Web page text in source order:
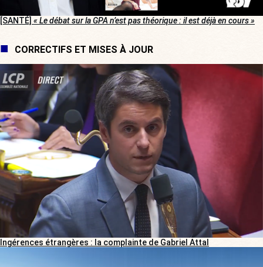
[SANTÉ] « Le débat sur la GPA n’est pas théorique : il est déjà en cours »
CORRECTIFS ET MISES À JOUR
Ingérences étrangères : la complainte de Gabriel Attal